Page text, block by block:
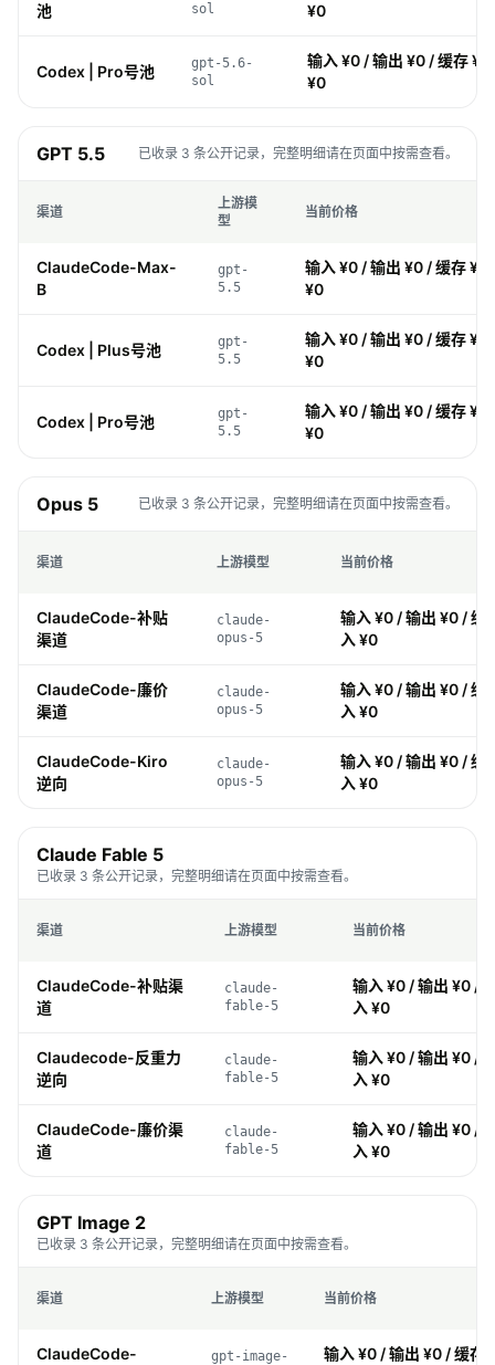
池
sol
¥0
Codex | Pro号池
gpt-5.6-
sol
输入 ¥0 / 输出 ¥0 / 缓存 ¥0
¥0
GPT 5.5 已收录 3 条公开记录，完整明细请在页面中按需查看。
渠道
上游模
型
当前价格
ClaudeCode-Max-
B
gpt-
5.5
输入 ¥0 / 输出 ¥0 / 缓存 ¥0
¥0
Codex | Plus号池
gpt-
5.5
输入 ¥0 / 输出 ¥0 / 缓存 ¥0
¥0
Codex | Pro号池
gpt-
5.5
输入 ¥0 / 输出 ¥0 / 缓存 ¥0
¥0
Opus 5 已收录 3 条公开记录，完整明细请在页面中按需查看。
渠道 上游模型 当前价格
ClaudeCode-补贴
渠道
claude-
opus-5
输入 ¥0 / 输出 ¥0 / 缓
入 ¥0
ClaudeCode-廉价
渠道
claude-
opus-5
输入 ¥0 / 输出 ¥0 / 缓
入 ¥0
ClaudeCode-Kiro
逆向
claude-
opus-5
输入 ¥0 / 输出 ¥0 / 缓
入 ¥0
Claude Fable 5
已收录 3 条公开记录，完整明细请在页面中按需查看。
渠道 上游模型 当前价格
ClaudeCode-补贴渠
道
claude-
fable-5
输入 ¥0 / 输出 ¥0 /
入 ¥0
Claudecode-反重力
逆向
claude-
fable-5
输入 ¥0 / 输出 ¥0 /
入 ¥0
ClaudeCode-廉价渠
道
claude-
fable-5
输入 ¥0 / 输出 ¥0 /
入 ¥0
GPT Image 2
已收录 3 条公开记录，完整明细请在页面中按需查看。
渠道 上游模型 当前价格
ClaudeCode-
gpt-image-
输入 ¥0 / 输出 ¥0 / 缓存